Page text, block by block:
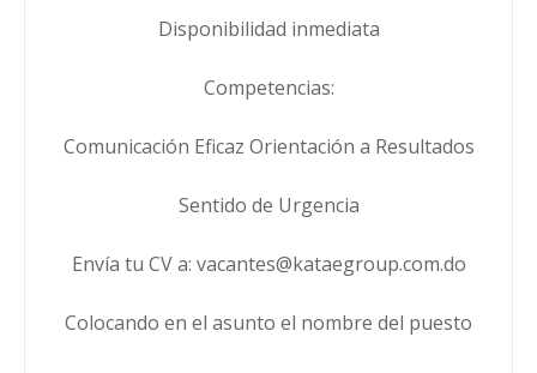
Disponibilidad inmediata
Competencias:
Comunicación Eficaz Orientación a Resultados
Sentido de Urgencia
Envía tu CV a: vacantes@kataegroup.com.do
Colocando en el asunto el nombre del puesto